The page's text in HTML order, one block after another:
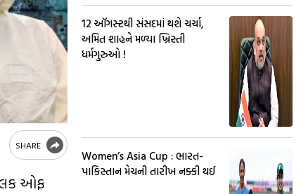
SHARE
ઓફ
12 ઑગસ્ટથી સંસદમાં થશે ચર્ચા,
અમિત શાહને મળ્યા ખ્રિસ્તી
ધર્મગુરુઓ !
Women’s Asia Cup : ભારત-
પાકિસ્તાન મેચની તારીખ નક્કી થઈ